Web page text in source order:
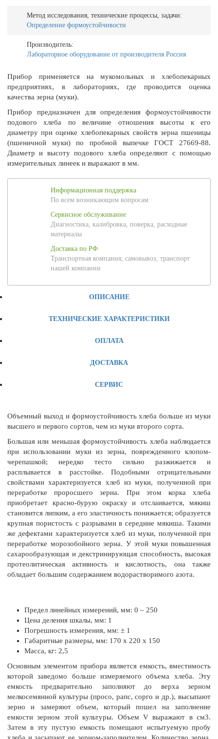
Метод исследования, технические процессы, задачи:
Определение формоустойчивости
Производитель:
Лабораторное оборудование от производителя Россия
Прибор применяется на мукомольных и хлебопекарных
предприятиях, в лабораториях, где проводится оценка
качества зерна (муки).
Прибор предназначен для определения формоустойчивости
подового хлеба по величине отношения высоты к его
диаметру при оценке хлебопекарных свойств зерна пшеницы
(пшеничной муки) по пробной выпечке ГОСТ 27669-88.
Диаметр и высоту подового хлеба определяют с помощью
измерительных линеек и выражают в мм.
Информационная поддержка
По всем возникающим вопросам
Сервисное обслуживание
Диагностика, калибровка, поверка, расходные
материалы
Доставка по РФ
Транспортная компания, самовывоз, транспорт
нашей компании
ОПИСАНИЕ
ТЕХНИЧЕСКИЕ ХАРАКТЕРИСТИКИ
ОПЛАТА
ДОСТАВКА
СЕРВИС
Объемный выход и формоустойчивость хлеба больше из муки
высшего и первого сортов, чем из муки второго сорта.
Большая или меньшая формоустойчивость хлеба наблюдается
при использовании муки из зерна, поврежденного клопом-
черепашкой; нередко тесто сильно разжижается и
расплывается в расстойке. Подобными отрицательными
свойствами характеризуется хлеб из муки, полученной при
переработке проросшего зерна. При этом корка хлеба
приобретает красно-бурую окраску и отслаивается, мякиш
становится липким, а его эластичность понижается; образуется
крупная пористость с разрывами в середине мякиша. Такими
же дефектами характеризуется хлеб из муки, полученной при
переработке морозобойного зерна. У этой муки повышенная
сахарообразующая и декстринирующая способность, высокая
протеолитическая активность и кислотность, она также
обладает большим содержанием водорастворимого азота.
Предел линейных измерений, мм: 0 – 250
Цена деления шкалы, мм: 1
Погрешность измерения, мм: ± 1
Габаритные размеры, мм: 170 х 220 х 150
Масса, кг: 2,5
Основным элементом прибора является емкость, вместимость
которой заведомо больше измеряемого объема хлеба. Эту
емкость предварительно заполняют до верха зерном
мелкосемянной культуры (просо, рапс, сорго и др.), высыпают
зерно и замеряют объем, который пошел на заполнение
емкости зерном этой культуры. Объем V выражают в см3.
Затем в эту пустую емкость помещают испытуемую пробу